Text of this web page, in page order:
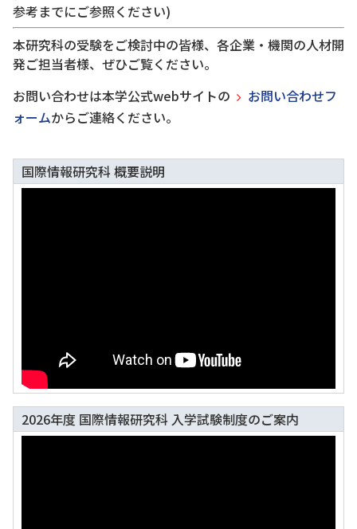
参考までにご参照ください)
本研究科の受験をご検討中の皆様、各企業・機関の人材開
発ご担当者様、ぜひご覧ください。
お問い合わせは本学公式webサイトの
お問い合わせフ
ォームからご連絡ください。
国際情報研究科 概要説明
2026年度 国際情報研究科 入学試験制度のご案内